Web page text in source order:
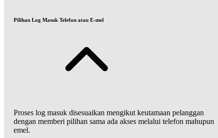
Pilihan Log Masuk Telefon atau E-mel
Proses log masuk disesuaikan mengikut keutamaan pelanggan
dengan memberi pilihan sama ada akses melalui telefon mahupun
emel.